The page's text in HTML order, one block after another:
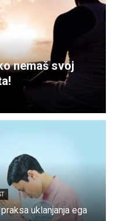
nemaš svoj
uklanjanja ega